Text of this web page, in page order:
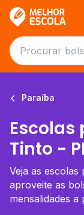
Paraíba
Escolas
Tinto -
Veja as
aproveite as
mensalidades